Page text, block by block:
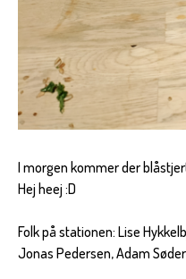
I morgen kommer der
Hej heej :D
Folk på stationen: Lise
Jonas Pedersen, Adam